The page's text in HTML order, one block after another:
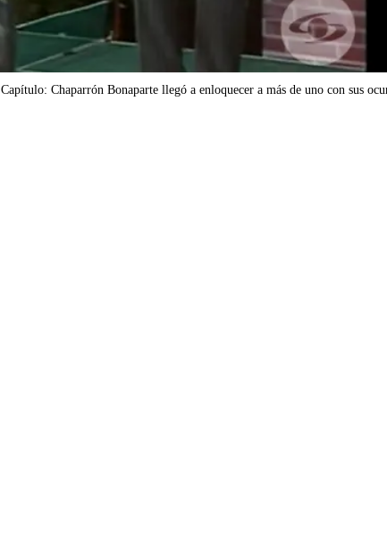
Capítulo: Chaparrón Bonaparte llegó a enloquecer a más de uno con sus